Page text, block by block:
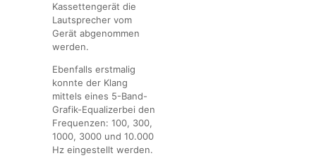
Kassettengerät die
Lautsprecher vom
Gerät abgenommen
werden.
Ebenfalls erstmalig
konnte der Klang
mittels eines 5-Band-
Grafik-Equalizerbei den
Frequenzen: 100, 300,
1000, 3000 und 10.000
Hz eingestellt werden.